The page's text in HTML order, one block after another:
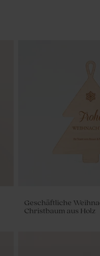
Geschäftliche
Christbaum aus Holz